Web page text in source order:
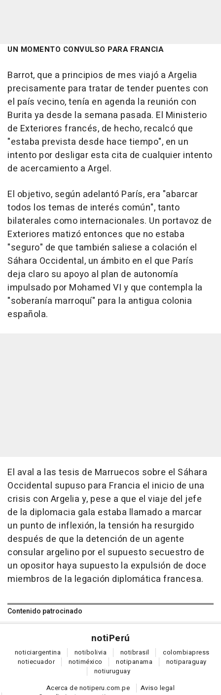
UN MOMENTO CONVULSO PARA FRANCIA
Barrot, que a principios de mes viajó a Argelia
precisamente para tratar de tender puentes con
el país vecino, tenía en agenda la reunión con
Burita ya desde la semana pasada. El Ministerio
de Exteriores francés, de hecho, recalcó que
"estaba prevista desde hace tiempo", en un
intento por desligar esta cita de cualquier intento
de acercamiento a Argel.
El objetivo, según adelantó París, era "abarcar
todos los temas de interés común", tanto
bilaterales como internacionales. Un portavoz de
Exteriores matizó entonces que no estaba
"seguro" de que también saliese a colación el
Sáhara Occidental, un ámbito en el que París
deja claro su apoyo al plan de autonomía
impulsado por Mohamed VI y que contempla la
"soberanía marroquí" para la antigua colonia
española.
El aval a las tesis de Marruecos sobre el Sáhara
Occidental supuso para Francia el inicio de una
crisis con Argelia y, pese a que el viaje del jefe
de la diplomacia gala estaba llamado a marcar
un punto de inflexión, la tensión ha resurgido
después de que la detención de un agente
consular argelino por el supuesto secuestro de
un opositor haya supuesto la expulsión de doce
miembros de la legación diplomática francesa.
Contenido patrocinado
notiPerú
noticiargentina notibolivia notibrasil colombiapress
notiecuador notiméxico notipanama notiparaguay
notiuruguay
Acerca de notiperu.com.pe
Aviso legal